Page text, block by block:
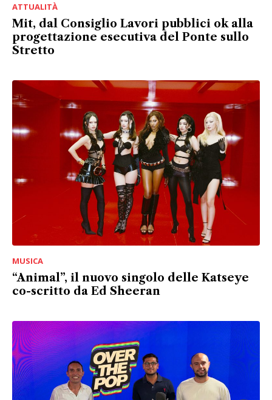
ATTUALITÀ
Mit, dal Consiglio Lavori pubblici ok alla
progettazione esecutiva del Ponte sullo
Stretto
MUSICA
“Animal”, il nuovo singolo delle Katseye
co-scritto da Ed Sheeran